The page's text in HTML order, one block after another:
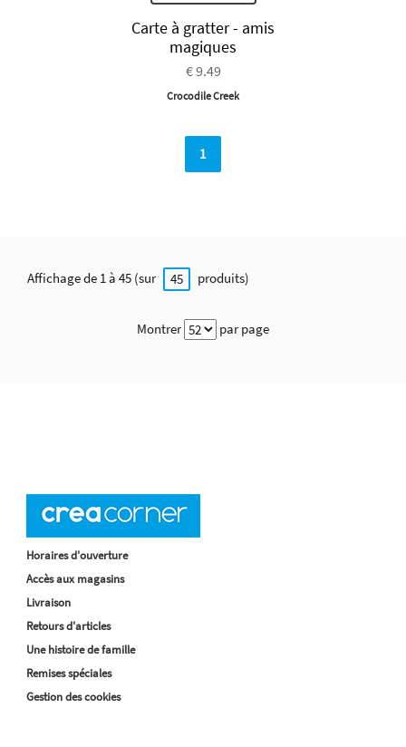
Carte à gratter - amis
magiques
€ 9.49
Crocodile Creek
1
Affichage de 1 à 45 (sur 45 produits)
Montrer par page
Horaires d'ouverture
Accès aux magasins
Livraison
Retours d'articles
Une histoire de famille
Remises spéciales
Gestion des cookies